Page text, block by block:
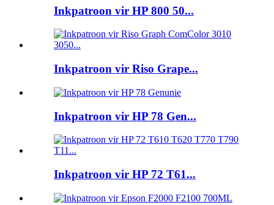
Inkpatroon vir HP 800 50...
Inkpatroon vir Riso Grape...
Inkpatroon vir HP 78 Gen...
Inkpatroon vir HP 72 T61...